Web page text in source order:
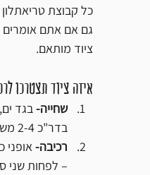
כל קבוצת
גם אם אתם אומרים
ציוד מותאם.
איזה ציוד תצטרכו
שחייה- בגד
בדר"כ 2-4 משקפות שחייה בשנה ובחורף יש צורך ברכישת חליפת שחייה כנגד מים קרים.
רכיבה- אופני
– לפחות שני